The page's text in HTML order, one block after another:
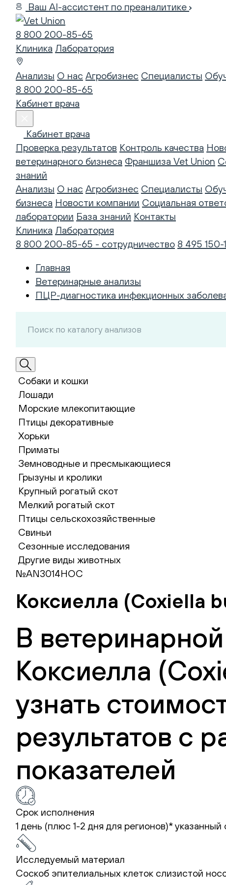
Ваш AI-ассистент по преаналитике
8 800 200-85-65
Клиника Лаборатория
Анализы О нас Агробизнес Специалисты
8 800 200-85-65
Кабинет врача
Кабинет врача
Проверка результатов Контроль качества
ветеринарного бизнеса Франшиза Vet Union
знаний
Анализы О нас Агробизнес Специалисты
бизнеса Новости компании Социальная
лаборатории База знаний Контакты
Клиника Лаборатория
8 800 200-85-65 - сотрудничество 8 495 150-
Главная
Ветеринарные анализы
ПЦР-диагностика инфекционных
Собаки и кошки
Лошади
Морские млекопитающие
Птицы декоративные
Хорьки
Приматы
Земноводные и пресмыкающиеся
Грызуны и кролики
Крупный рогатый скот
Мелкий рогатый скот
Птицы сельскохозяйственные
Свиньи
Сезонные исследования
Другие виды животных
№AN3014НОС
Коксиелла (Coxiella
В
Коксиелла
узнать
результатов с
показателей
Срок исполнения
1 день (плюс 1-2 дня для регионов)*указанный
Исследуемый материал
Соскоб эпителиальных клеток слизистой